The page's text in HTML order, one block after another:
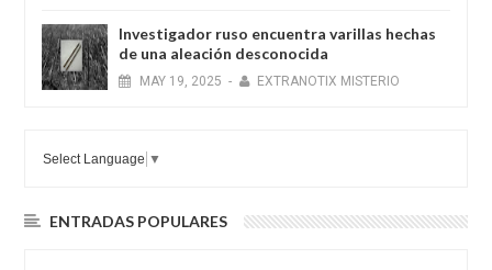
Investigador ruso encuentra varillas hechas
de una aleación desconocida
MAY 19, 2025 - EXTRANOTIX MISTERIO
Select Language ▼
ENTRADAS POPULARES